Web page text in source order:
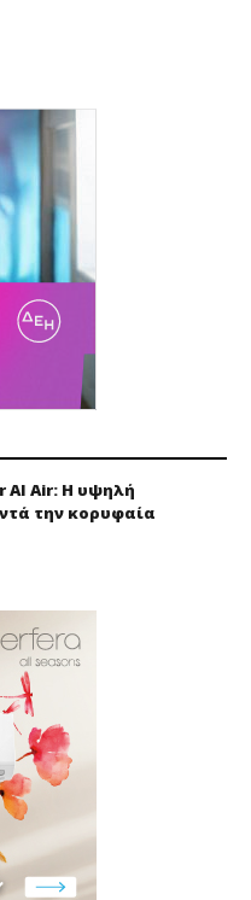
AI Air: Η υψηλή
την κορυφαία